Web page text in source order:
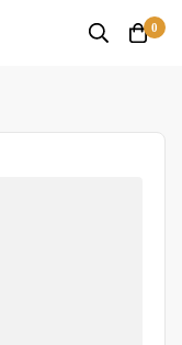
0